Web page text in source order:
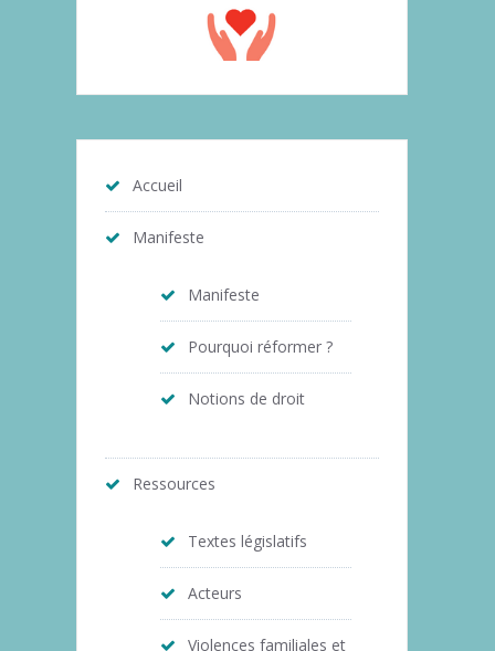
Accueil
Manifeste
Manifeste
Pourquoi réformer ?
Notions de droit
Ressources
Textes législatifs
Acteurs
Violences familiales et